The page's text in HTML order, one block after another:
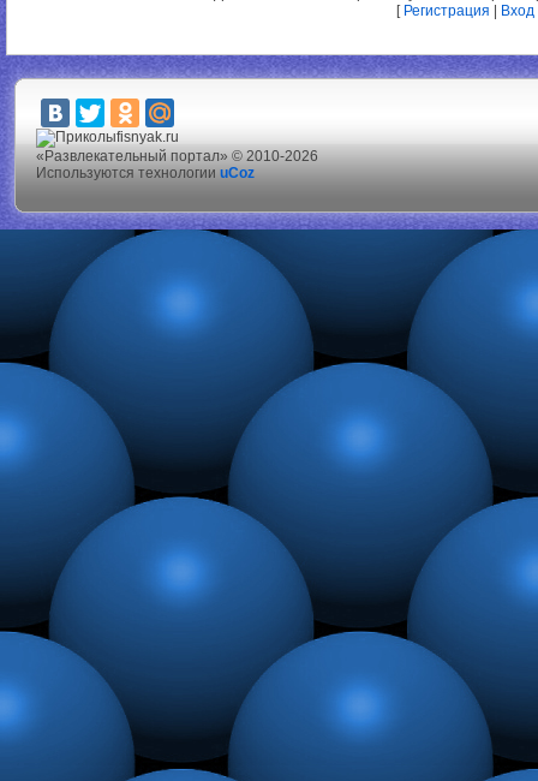
[ Регистрация Вход
fisnyak.ru
«Развлекательный портал» © 2010-2026
Используются технологии uCoz